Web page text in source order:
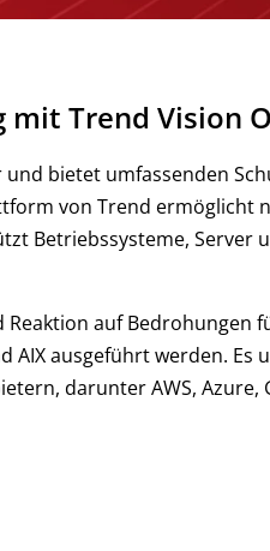
mit Trend Vision
bietet umfassenden
von Trend
Betriebssysteme,
auf Bedrohungen
AIX ausgeführt werden.
darunter AWS, Azure,